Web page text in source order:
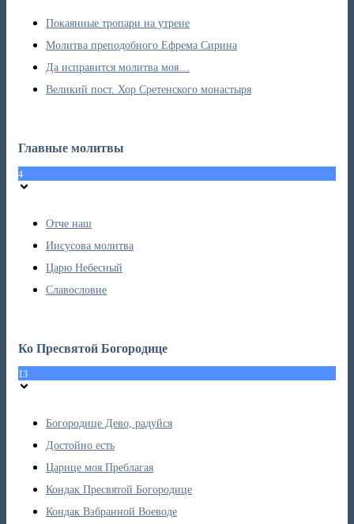
Покаянные тропари на утрене
Молитва преподобного Ефрема Сирина
Да исправится молитва моя…
Великий пост. Хор Сретенского монастыря
Главные молитвы
4
Отче наш
Иисусова молитва
Царю Небесный
Славословие
Ко Пресвятой Богородице
13
Богородице Дево, радуйся
Достойно есть
Царице моя Преблагая
Кондак Пресвятой Богородице
Кондак Взбранной Воеводе